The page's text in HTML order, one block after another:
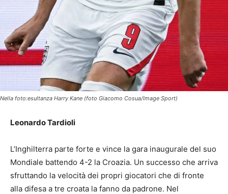
Nella foto:esultanza Harry Kane (foto Giacomo Cosua/Image Sport)
Leonardo Tardioli
L’Inghilterra parte forte e vince la gara inaugurale del suo
Mondiale battendo 4-2 la Croazia. Un successo che arriva
sfruttando la velocità dei propri giocatori che di fronte
alla difesa a tre croata la fanno da padrone. Nel